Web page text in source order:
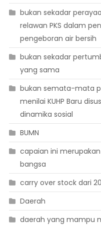
bukan sekadar
relawan PKS dalam
pengeboran air bersih
bukan sekadar
yang sama
bukan semata-mata
menilai KUHP Baru
dinamika sosial
BUMN
capaian ini
bangsa
carry over stock dari
Daerah
daerah yang mampu